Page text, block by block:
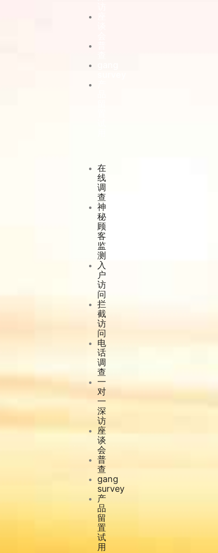
在
线
调
查
神
秘
顾
客
监
测
入
户
访
问
拦
截
访
问
电
话
调
查
一
对
一
深
访
座
谈
会
普
查
gang
survey
产
品
留
置
试
用